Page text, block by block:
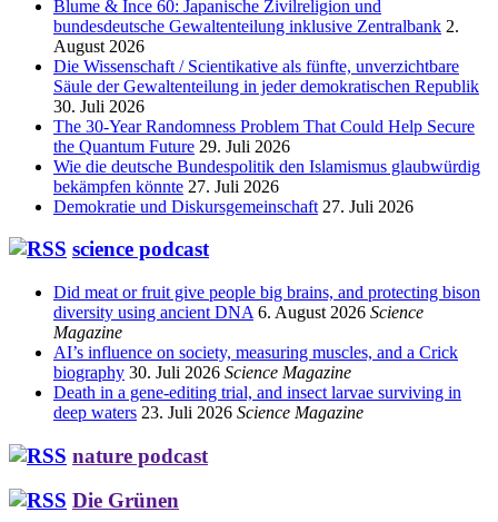
Blume & Ince 60: Japanische Zivilreligion und
bundesdeutsche Gewaltenteilung inklusive Zentralbank 2.
August 2026
Die Wissenschaft / Scientikative als fünfte, unverzichtbare
Säule der Gewaltenteilung in jeder demokratischen Republik
30. Juli 2026
The 30-Year Randomness Problem That Could Help Secure
the Quantum Future 29. Juli 2026
Wie die deutsche Bundespolitik den Islamismus glaubwürdig
bekämpfen könnte 27. Juli 2026
Demokratie und Diskursgemeinschaft 27. Juli 2026
science podcast
Did meat or fruit give people big brains, and protecting bison
diversity using ancient DNA 6. August 2026 Science
Magazine
AI’s influence on society, measuring muscles, and a Crick
biography 30. Juli 2026 Science Magazine
Death in a gene-editing trial, and insect larvae surviving in
deep waters 23. Juli 2026 Science Magazine
nature podcast
Die Grünen